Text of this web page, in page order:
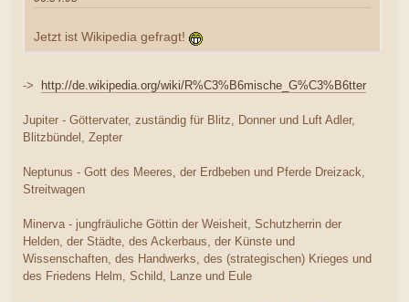
Jetzt ist Wikipedia gefragt!
-> http://de.wikipedia.org/wiki/R%C3%B6mische_G%C3%B6tter
Jupiter - Göttervater, zuständig für Blitz, Donner und Luft Adler,
Blitzbündel, Zepter
Neptunus - Gott des Meeres, der Erdbeben und Pferde Dreizack,
Streitwagen
Minerva - jungfräuliche Göttin der Weisheit, Schutzherrin der
Helden, der Städte, des Ackerbaus, der Künste und
Wissenschaften, des Handwerks, des (strategischen) Krieges und
des Friedens Helm, Schild, Lanze und Eule